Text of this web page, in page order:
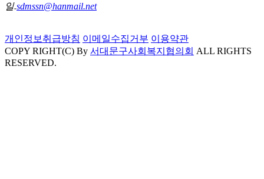
일.sdmssn@hanmail.net
개인정보취급방침 이메일수집거부 이용약관
COPY RIGHT(C) By 서대문구사회복지협의회 ALL RIGHTS
RESERVED.